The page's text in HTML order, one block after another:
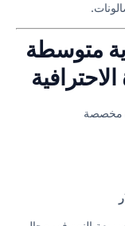
متوسطة
مخصصة